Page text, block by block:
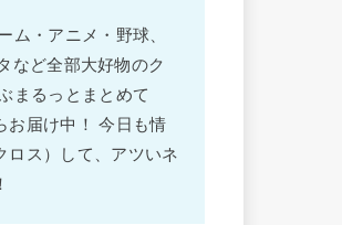
ム・アニメ・野球、
など全部大好物のク
まるっとまとめて
お届け中！ 今日も情
ロス）して、アツいネ